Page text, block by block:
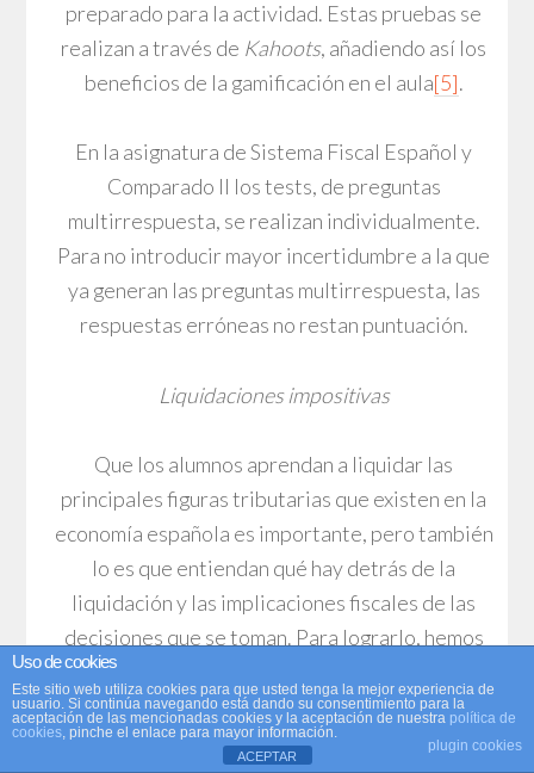
preparado para la actividad. Estas pruebas se
realizan a través de Kahoots, añadiendo así los
beneficios de la gamificación en el aula[5].
En la asignatura de Sistema Fiscal Español y
Comparado II los tests, de preguntas
multirrespuesta, se realizan individualmente.
Para no introducir mayor incertidumbre a la que
ya generan las preguntas multirrespuesta, las
respuestas erróneas no restan puntuación.
Liquidaciones impositivas
Que los alumnos aprendan a liquidar las
principales figuras tributarias que existen en la
economía española es importante, pero también
lo es que entiendan qué hay detrás de la
liquidación y las implicaciones fiscales de las
decisiones que se toman. Para lograrlo, hemos
incluido dentro de lo que llamamos liquidación,
dos enfoques. Por un lado tenemos el enfoque
del contribuyente, quien liquida el impuesto a
Uso de cookies
Este sitio web utiliza cookies para que usted tenga la mejor experiencia de
usuario. Si continúa navegando está dando su consentimiento para la
aceptación de las mencionadas cookies y la aceptación de nuestra política de
cookies, pinche el enlace para mayor información.
plugin cookies
ACEPTAR